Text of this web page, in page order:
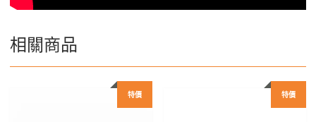
相關商品
特價 特價